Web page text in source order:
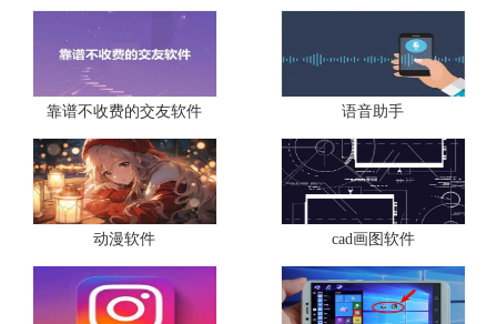
靠谱不收费的交友软件 语音助手
动漫软件 cad画图软件